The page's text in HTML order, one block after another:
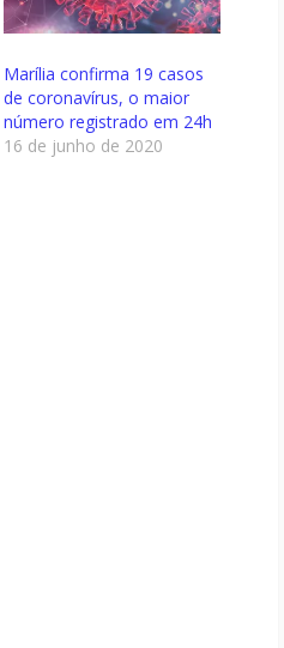
Marília confirma 19 casos
de coronavírus, o maior
número registrado em 24h
16 de junho de 2020